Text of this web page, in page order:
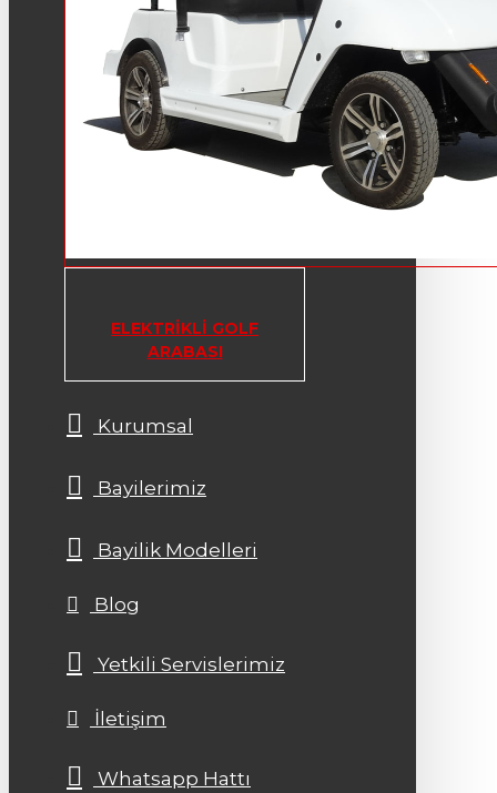
ELEKTRIKLI GOLF
ARABASI
Kurumsal
Bayilerimiz
Bayilik Modelleri
Blog
Yetkili Servislerimiz
İletişim
Whatsapp Hattı